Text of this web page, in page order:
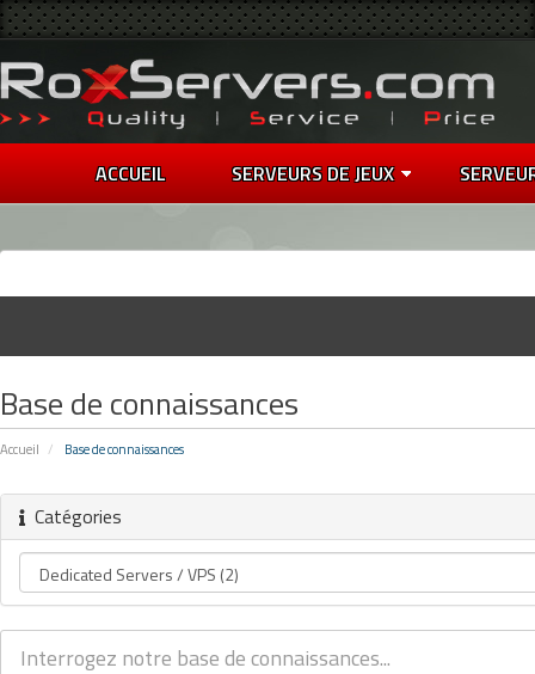
ACCUEIL SERVEURS DE JEUX
Base de connaissances
Accueil Base de connaissances
Catégories